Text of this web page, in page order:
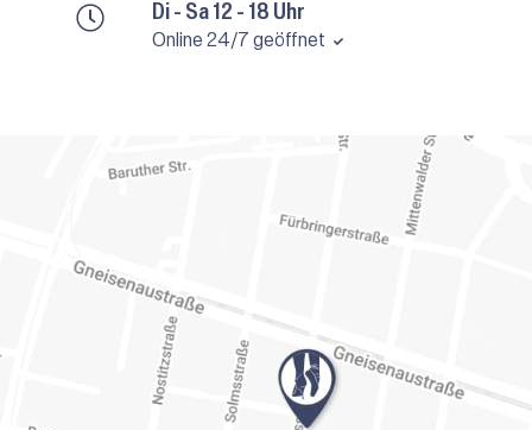
Di - Sa 12 - 18 Uhr
Online 24/7 geöffnet